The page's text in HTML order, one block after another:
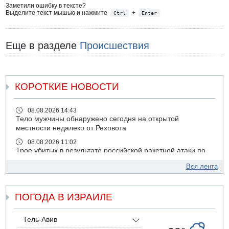
Заметили ошибку в тексте?
Выделите текст мышью и нажмите
Ctrl + Enter
Еще в разделе Происшествия
КОРОТКИЕ НОВОСТИ
08.08.2026 14:43
Тело мужчины обнаружено сегодня на открытой
местности недалеко от Реховота
08.08.2026 11:02
Трое убитых в результате российской ракетной атаки по
07.08.2026 20:43
07.08.2026 20:41
Ynet: "Хизбалла" запустила БПЛА со взрывчаткой по
Вся лента
ПОГОДА В ИЗРАИЛЕ
Тель-Авив